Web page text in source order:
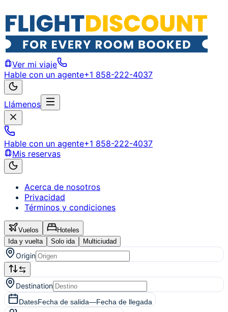
Ver mi viaje
Hable con un agente+1 858-222-4037
Llámenos
Hable con un agente+1 858-222-4037
Mis reservas
Acerca de nosotros
Privacidad
Términos y condiciones
Vuelos
Hoteles
Ida y vuelta
Solo ida Multiciudad
Origin
Destination
DatesFecha de salida—Fecha de llegada